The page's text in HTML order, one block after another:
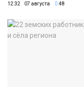
12:32 07 августа 48